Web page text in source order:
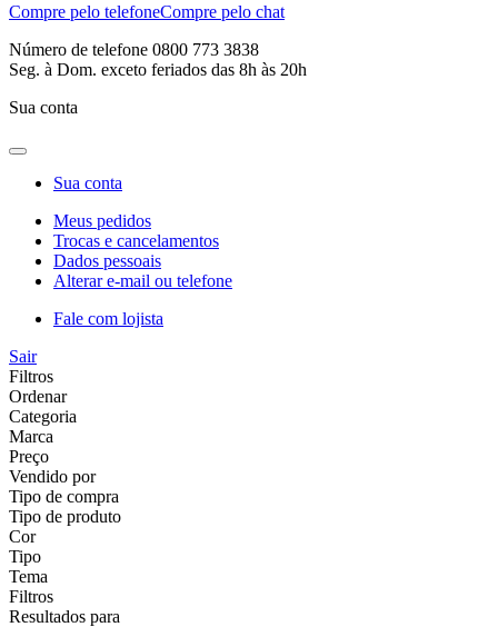
Compre pelo telefoneCompre pelo chat
Número de telefone 0800 773 3838
Seg. à Dom. exceto feriados das 8h às 20h
Sua conta
Sua conta
Meus pedidos
Trocas e cancelamentos
Dados pessoais
Alterar e-mail ou telefone
Fale com lojista
Sair
Filtros
Ordenar
Categoria
Marca
Preço
Vendido por
Tipo de compra
Tipo de produto
Cor
Tipo
Tema
Filtros
Resultados para